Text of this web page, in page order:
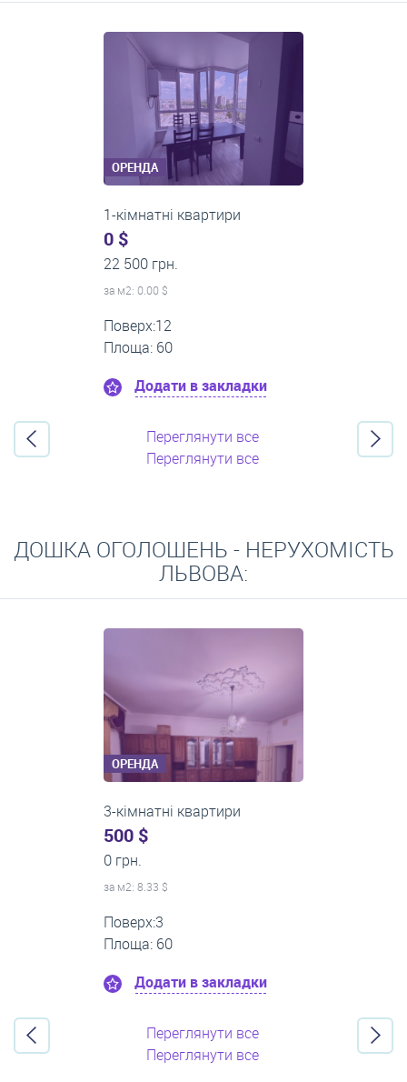
кімнат
ОРЕНДА
1-кімнатні квартири
430 $
0 грн.
за м2: 14.33 $
Поверх:10
Площа: 30
Додати в закладки
Переглянути все
Переглянути все
ДОШКА ОГОЛОШЕНЬ - НЕРУХОМІСТЬ
ЛЬВОВА:
ОРЕНДА
2-кімнатні квартири
0 $
22 000 грн.
за м2: 0.00 $
Поверх:4
Площа: 50
Додати в закладки
Переглянути все
Переглянути все